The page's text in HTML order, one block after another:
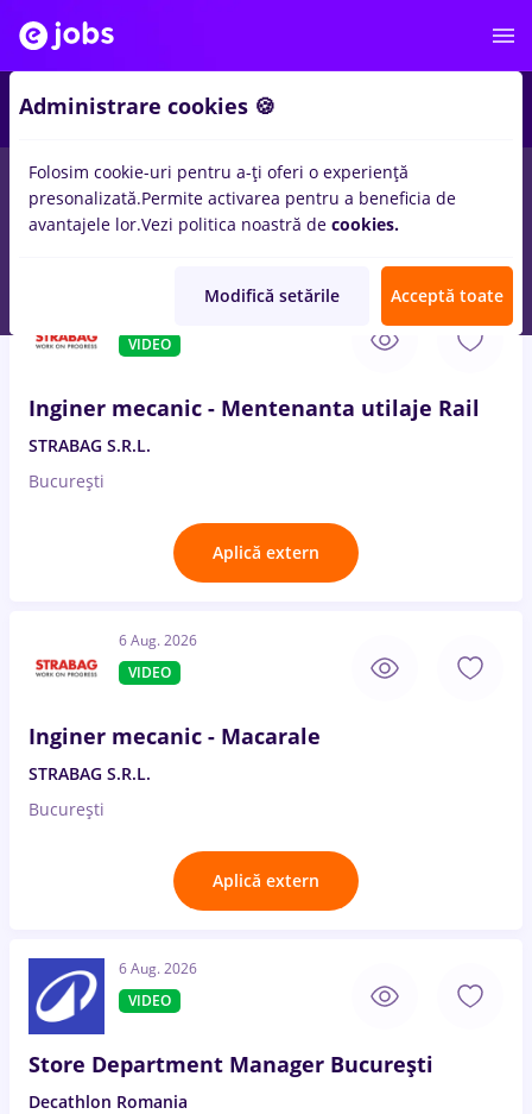
Salarii Remote (de acasă) București Cluj-
VIDEO
Inginer mecanic - Mentenanta utilaje Rail
STRABAG S.R.L.
București
Aplică extern
6 Aug. 2026
VIDEO
Inginer mecanic - Macarale
STRABAG S.R.L.
București
Aplică extern
6 Aug. 2026
VIDEO
Store Department Manager București
Decathlon Romania
Administrare cookies 🍪
Folosim cookie-uri pentru a-ți oferi o experiență
presonalizată.Permite activarea pentru a beneficia de
avantajele lor.Vezi politica noastră de cookies.
Modifică setările Acceptă toate